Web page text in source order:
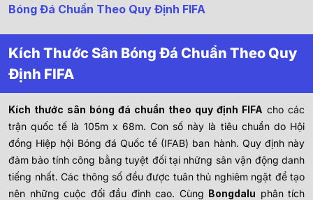
Bóng Đá Chuẩn Theo Quy Định FIFA
Kích Thước Sân Bóng Đá Chuẩn Theo Quy
Định FIFA
Kích thước sân bóng đá chuẩn theo quy định FIFA cho các
trận quốc tế là 105m x 68m. Con số này là tiêu chuẩn do Hội
đồng Hiệp hội Bóng đá Quốc tế (IFAB) ban hành. Quy định này
đảm bảo tính công bằng tuyệt đối tại những sân vận động danh
tiếng nhất. Các thông số đều được tuân thủ nghiêm ngặt để tạo
nên những cuộc đối đầu đỉnh cao. Cùng Bongdalu phân tích